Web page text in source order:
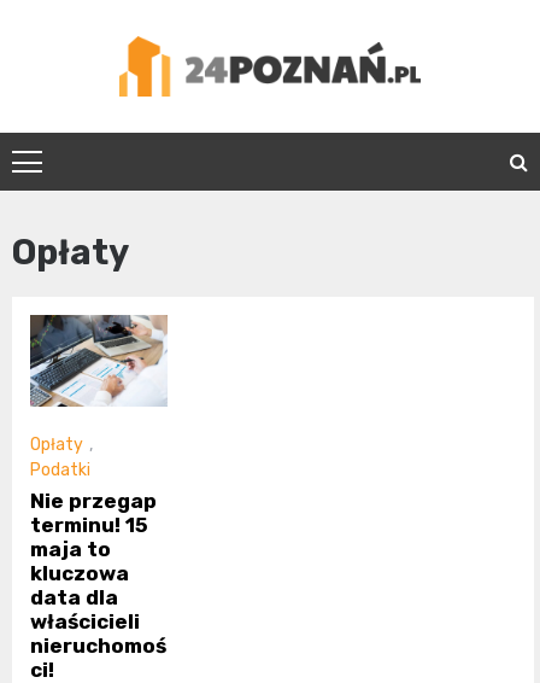
24Poznań.pl
Opłaty
Opłaty ,
Podatki
Nie przegap
terminu! 15
maja to
kluczowa
data dla
właścicieli
nieruchomoś
ci!